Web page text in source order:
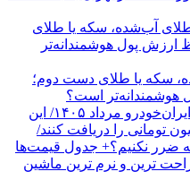
آب‌شده، سکه یا طلای
پول هوشمندانه‌تر
سکه یا طلای دست دوم؛
هوشمندانه‌تر است؟
ثبت‌نام ایران‌خودرو مرداد ۱۴۰۵/ این
سود ا ۵۳۰ میلیون تومانی را دریافت کنند/
ضرر نکنیم؟+ جدول قیمت‌ها
ترین و نرم ترین ماشین